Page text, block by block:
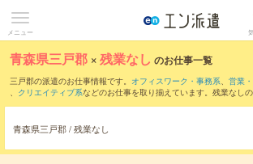
メニュー
青森県三戸郡 ×残業なし のお仕事一覧
三戸郡の派遣のお仕事情報です。 オフィスワーク・事務系、 営業
、 クリエイティブ系などのお仕事を取り揃えています。残業なしの
青森県三戸郡 / 残業なし